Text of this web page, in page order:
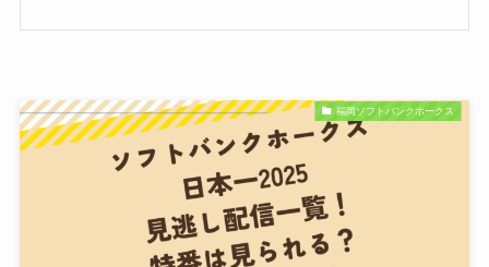
福岡ソフトバンクホークス